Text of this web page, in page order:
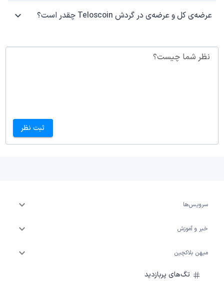
عرضه‌ی کل و عرضه‌ی در گردش Teloscoin چقدر است؟
نظر شما چیست؟
ثبت نظر
سرویس‌ها
خبر و آموزش
میهن بلاکچین
تگ‌های پربازدید